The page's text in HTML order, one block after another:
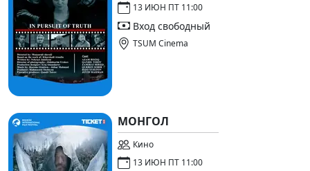
13 ИЮН ПТ 11:00
Вход свободный
TSUM Cinema
МОНГОЛ
Кино
13 ИЮН ПТ 11:00